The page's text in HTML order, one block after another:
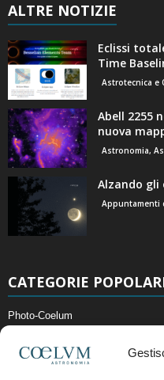
ALTRE NOTIZIE
Eclissi
Time
Astrotecnica e
Abell 2255
nuova
Astronomia,
Alzando gli
Appuntamenti
CATEGORIE
Photo-Coelum
News di Astronomia